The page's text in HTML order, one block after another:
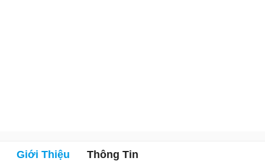
Giới Thiệu Thông Tin